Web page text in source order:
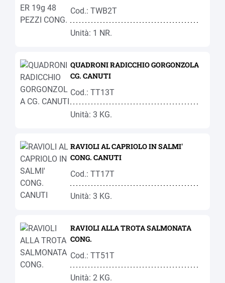
Cod.: TWB2T
Unità: 1 NR.
QUADRONI RADICCHIO GORGONZOLA
CG. CANUTI
Cod.: TT13T
Unità: 3 KG.
RAVIOLI AL CAPRIOLO IN SALMI'
CONG. CANUTI
Cod.: TT17T
Unità: 3 KG.
RAVIOLI ALLA TROTA SALMONATA
CONG.
Cod.: TT51T
Unità: 2 KG.